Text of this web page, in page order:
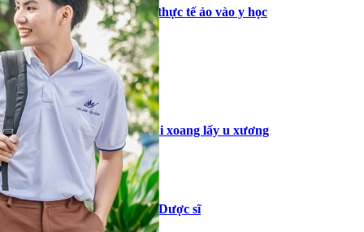
Ứng dụng công nghệ thực tế ảo vào y học
(30/08/2022)
Những tin cũ hơn
Phẫu thuật nội soi mũi xoang lấy u xương
(29/08/2022)
Kiến thức cần biết về Dược sĩ